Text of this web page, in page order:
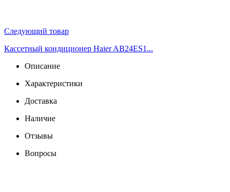
Следующий товар
Кассетный кондиционер Haier AB24ES1...
Описание
Характеристики
Доставка
Наличие
Отзывы
Вопросы